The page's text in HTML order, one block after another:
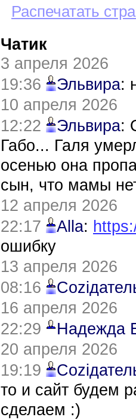
Распечатать
Чатик
3 апреля 2026
19:36
Эльвира:
10 апреля 2026
12:22
Эльвира:
Габо... Галя
осенью она
сын, что мамы
12 апреля 2026
22:17
Alla:
ошибку
13 апреля 2026
08:16
16 апреля 2026
22:29
Надежда
20 апреля 2026
19:19
то и сайт будем
сделаем :)